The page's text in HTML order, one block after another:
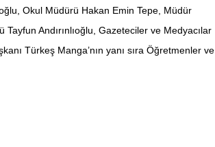
Okul Müdürü Hakan Emin Tepe, Müdür
Andırınlıoğlu, Gazeteciler ve Medyacılar
Türkeş Manga’nın yanı sıra Öğretmenler ve